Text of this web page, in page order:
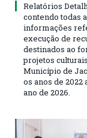
Relatórios
contendo todas
informações
execução de
destinados ao
projetos
Município de
os anos de 2022
ano de 2026.